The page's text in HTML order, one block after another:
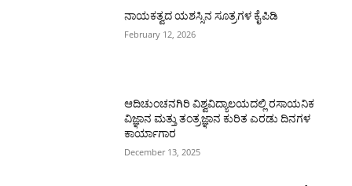
ನಾಯಕತ್ವದ ಯಶಸ್ಸಿನ ಸೂತ್ರಗಳ ಕೈಪಿಡಿ
February 12, 2026
ಆದಿಚುಂಚನಗಿರಿ ವಿಶ್ವವಿದ್ಯಾಲಯದಲ್ಲಿ ರಸಾಯನಿಕ
ವಿಜ್ಞಾನ ಮತ್ತು ತಂತ್ರಜ್ಞಾನ ಕುರಿತ ಎರಡು ದಿನಗಳ
ಕಾರ್ಯಾಗಾರ
December 13, 2025